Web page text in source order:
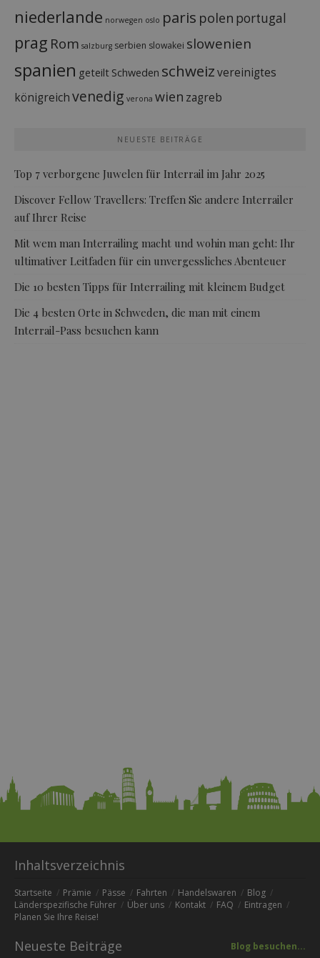
niederlande norwegen oslo paris polen portugal
prag Rom salzburg serbien slowakei slowenien
spanien geteilt Schweden schweizvereinigtes
königreichvenedig verona wien zagreb
NEUESTE BEITRÄGE
Top 7 verborgene Juwelen für Interrail im Jahr 2025
Discover Fellow Travellers: Treffen Sie andere Interrailer
auf Ihrer Reise
Mit wem man Interrailing macht und wohin man geht: Ihr
ultimativer Leitfaden für ein unvergessliches Abenteuer
Die 10 besten Tipps für Interrailing mit kleinem Budget
Die 4 besten Orte in Schweden, die man mit einem
Interrail-Pass besuchen kann
Inhaltsverzeichnis
Startseite Prämie Pässe Fahrten Handelswaren
Blog
Länderspezifische Führer
Über uns Kontakt FAQ
Eintragen
Planen Sie Ihre Reise!
Neueste Beiträge Blog besuchen...